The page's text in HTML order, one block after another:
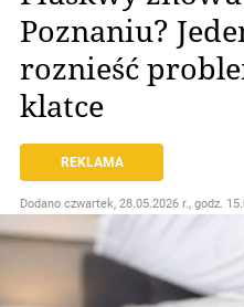
Poznaniu?
roznieść
klatce
REKLAMA
Dodano czwartek, 28.05.2026 r., godz.